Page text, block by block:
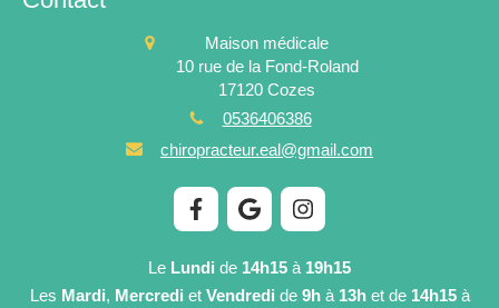
Maison médicale
10 rue de la Fond-Roland
17120 Cozes
0536406386
chiropracteur.eal@gmail.com
Le Lundi de 14h15 à 19h15
Les Mardi, Mercredi et Vendredi de 9hà 13het de 14h15à